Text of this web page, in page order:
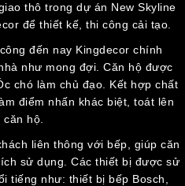
thô trong dự án New Skyline
để thiết kế, thi công cải tạo.
đến nay Kingdecor chính
như mong đợi. Căn hộ được
chó làm chủ đạo. Kết hợp chất
điểm nhấn khác biệt, toát lên
hộ.
liên thông với bếp, giúp căn
sử dụng. Các thiết bị được sử
tiếng như: thiết bị bếp Bosch,